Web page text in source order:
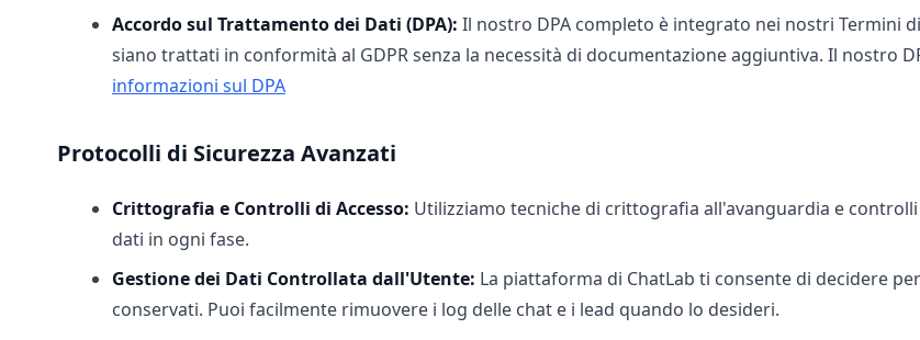
Accordo sul Trattamento dei Dati (DPA): Il nostro DPA completo è integrato nei nostri Termini
siano trattati in conformità al GDPR senza la necessità di documentazione aggiuntiva. Il nostro
informazioni sul DPA
Protocolli di Sicurezza Avanzati
Crittografia e Controlli di Accesso: Utilizziamo tecniche di crittografia all'avanguardia e
dati in ogni fase.
Gestione dei Dati Controllata dall'Utente: La piattaforma di ChatLab ti consente di decidere
conservati. Puoi facilmente rimuovere i log delle chat e i lead quando lo desideri.